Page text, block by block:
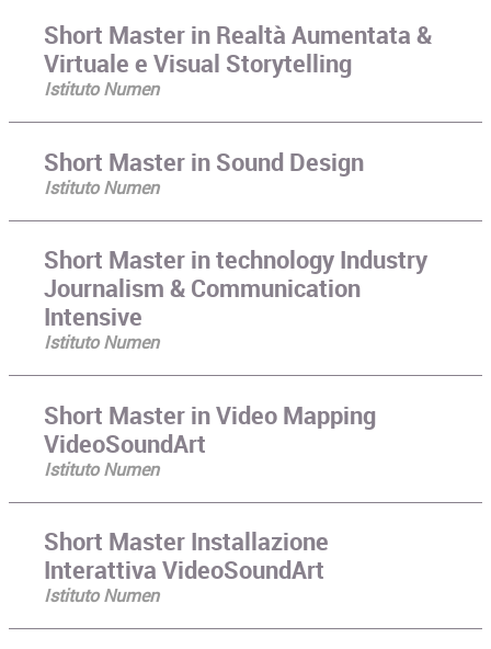
Short Master in Realtà Aumentata &
Virtuale e Visual Storytelling
Istituto Numen
Short Master in Sound Design
Istituto Numen
Short Master in technology Industry
Journalism & Communication
Intensive
Istituto Numen
Short Master in Video Mapping
VideoSoundArt
Istituto Numen
Short Master Installazione
Interattiva VideoSoundArt
Istituto Numen